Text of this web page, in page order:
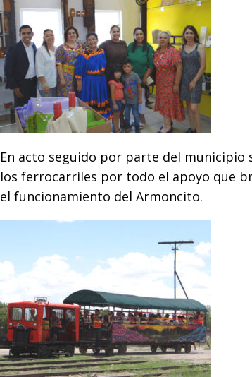
En acto seguido por parte del
los ferrocarriles por todo el apoyo que
el funcionamiento del Armoncito.